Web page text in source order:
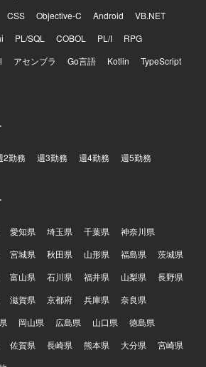
CSS Objective-C Android
VB.NET
PL/SQL COBOL PL/I
RPG
アセンブラ Go言語 Kotlin
TypeScript
2勤務 週3勤務 週4勤務 週5勤務
愛知県 埼玉県 千葉県
神奈川県
宮城県 秋田県 山形県 福島県
茨城県
富山県 石川県 福井県 山梨県
長野県
滋賀県 京都府 兵庫県
奈良県
岡山県 広島県 山口県
徳島県
佐賀県 長崎県 熊本県 大分県
宮崎県